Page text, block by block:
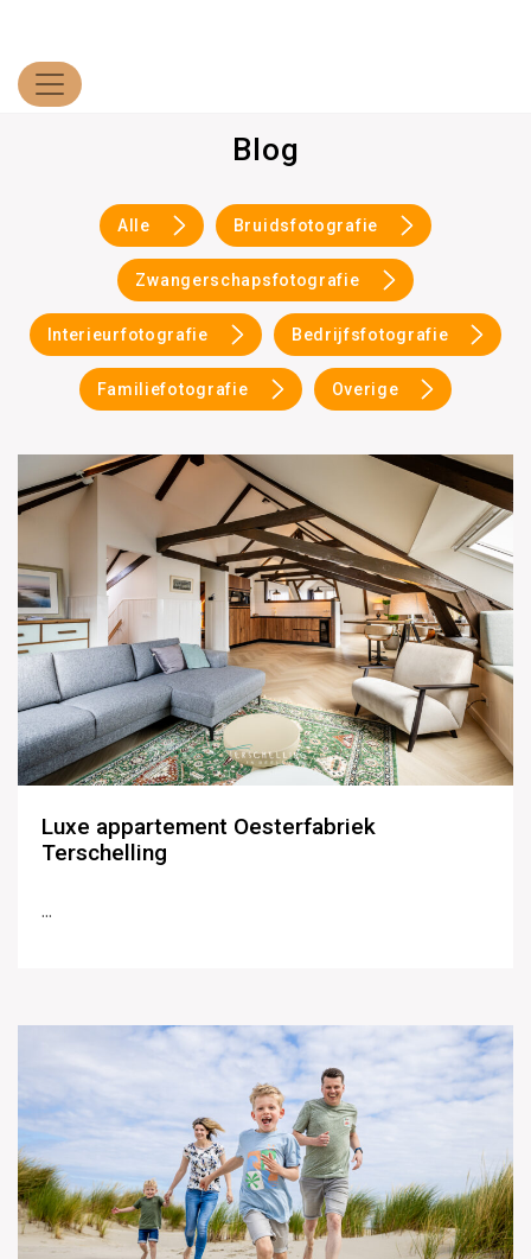
Blog
Alle Bruidsfotografie
Zwangerschapsfotografie
Interieurfotografie Bedrijfsfotografie
Familiefotografie Overige
Luxe appartement Oesterfabriek
Terschelling
...